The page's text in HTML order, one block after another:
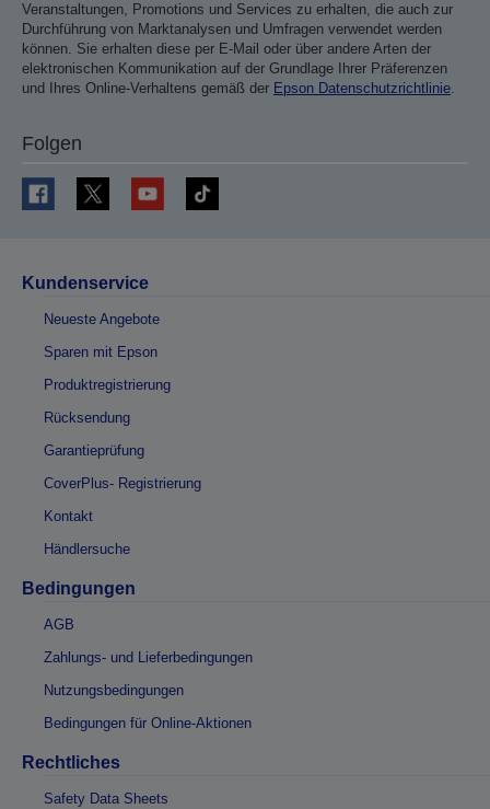
Veranstaltungen, Promotions und Services zu erhalten, die auch zur
Durchführung von Marktanalysen und Umfragen verwendet werden
können. Sie erhalten diese per E-Mail oder über andere Arten der
elektronischen Kommunikation auf der Grundlage Ihrer Präferenzen
und Ihres Online-Verhaltens gemäß der Epson Datenschutzrichtlinie.
Folgen
Kundenservice
Neueste Angebote
Sparen mit Epson
Produktregistrierung
Rücksendung
Garantieprüfung
CoverPlus- Registrierung
Kontakt
Händlersuche
Bedingungen
AGB
Zahlungs- und Lieferbedingungen
Nutzungsbedingungen
Bedingungen für Online-Aktionen
Rechtliches
Safety Data Sheets